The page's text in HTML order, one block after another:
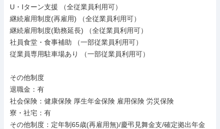
U・Iターン支援 （全従業員利用可）
継続雇用制度(再雇用) （全従業員利用可）
継続雇用制度(勤務延長) （全従業員利用可）
社員食堂・食事補助 （一部従業員利用可）
従業員専用駐車場あり （一部従業員利用可）
その他制度
退職金：有
社会保険：健康保険 厚生年金保険 雇用保険 労災保険
寮・社宅：有
その他制度：定年制65歳(再雇用無)/慶弔見舞金支/確定拠出年金